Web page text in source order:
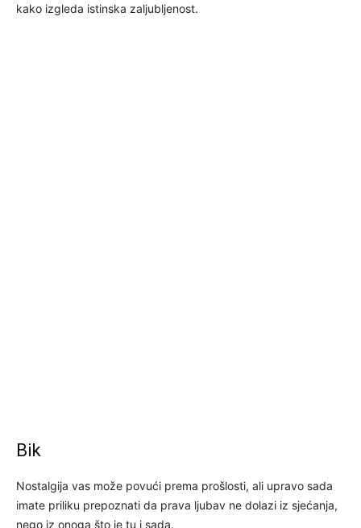
kako izgleda istinska zaljubljenost.
Bik
Nostalgija vas može povući prema prošlosti, ali upravo sada
imate priliku prepoznati da prava ljubav ne dolazi iz sjećanja,
nego iz onoga što je tu i sada.